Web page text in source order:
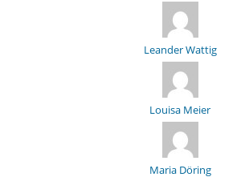
Leander Wattig
Louisa Meier
Maria Döring